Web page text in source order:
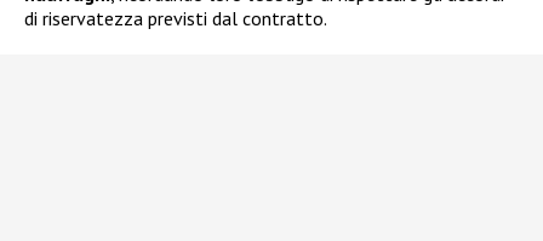
di riservatezza previsti dal contratto.